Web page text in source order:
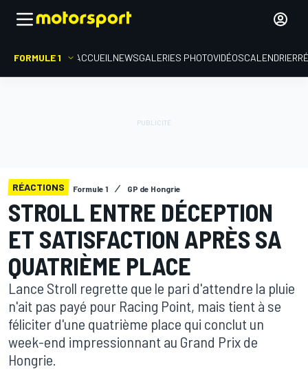
FORMULE 1 ACCUEIL NEWSGALERIES PHOTOVIDÉOSCALENDRIER
RÉACTIONS Formule 1 GP de Hongrie
STROLL ENTRE DÉCEPTION
ET SATISFACTION APRÈS SA
QUATRIÈME PLACE
Lance Stroll regrette que le pari d'attendre la pluie
n'ait pas payé pour Racing Point, mais tient à se
féliciter d'une quatrième place qui conclut un
week-end impressionnant au Grand Prix de
Hongrie.